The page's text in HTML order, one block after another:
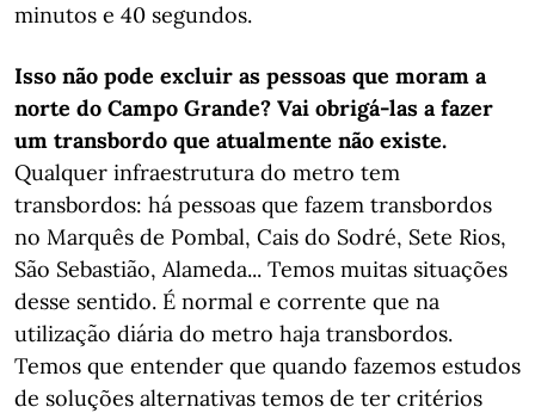
minutos e 40 segundos.
Isso não pode excluir as pessoas que moram a
norte do Campo Grande? Vai obrigá-las a fazer
um transbordo que atualmente não existe.
Qualquer infraestrutura do metro tem
transbordos: há pessoas que fazem transbordos
no Marquês de Pombal, Cais do Sodré, Sete Rios,
São Sebastião, Alameda... Temos muitas situações
desse sentido. É normal e corrente que na
utilização diária do metro haja transbordos.
Temos que entender que quando fazemos estudos
de soluções alternativas temos de ter critérios